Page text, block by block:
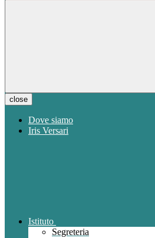
close
Dove siamo
Iris Versari
Istituto
Segreteria